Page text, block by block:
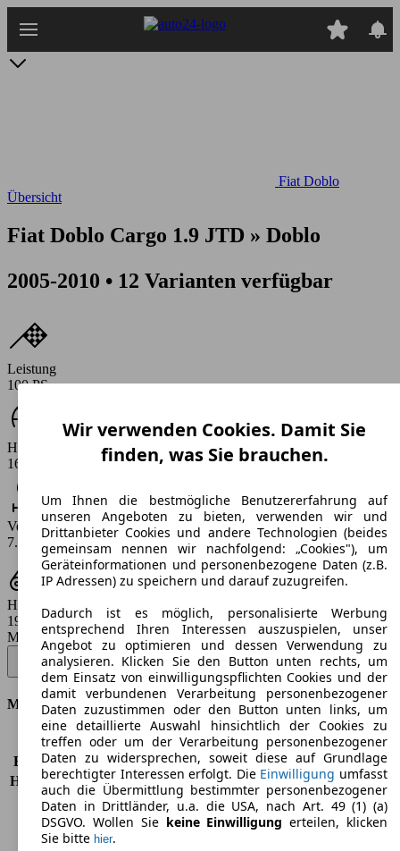
Hauptinhalt
Fiat Doblo
Übersicht
Fiat Doblo Cargo 1.9 JTD » Doblo
2005-2010 • 12 Varianten verfügbar
Leistung
100 PS
Höchstgeschwindigkeit (km/h)
161 - 164 km/h
Verbrauch
7.5 l/100km
Hubraum
1910 ccm
Modellbezeichnung:
Doblo Cargo JTD 223.103.2 MAXI - 74 KW (100 PS) (2008/01 -
2010/01) ▼
Motor & Leistung
KW (PS)
74 kW (100 PS)
Beschleunigung (0-100 km/h) -
Höchstgeschwindigkeit (km/h) 164 km/h
Anzahl der Gänge
Drehmoment
200 nm
Hubraum
Wir verwenden Cookies. Damit Sie
finden, was Sie brauchen.
Um Ihnen die bestmögliche Benutzererfahrung auf
unseren Angeboten zu bieten, verwenden wir und
Drittanbieter Cookies und andere Technologien (beides
gemeinsam nennen wir nachfolgend: „Cookies"), um
Geräteinformationen und personenbezogene Daten (z.B.
IP Adressen) zu speichern und darauf zuzugreifen.
Dadurch ist es möglich, personalisierte Werbung
entsprechend Ihren Interessen auszuspielen, unser
Angebot zu optimieren und dessen Verwendung zu
analysieren. Klicken Sie den Button unten rechts, um
dem Einsatz von einwilligungspflichten Cookies und der
damit verbundenen Verarbeitung personenbezogener
Daten zuzustimmen oder den Button unten links, um
eine detaillierte Auswahl hinsichtlich der Cookies zu
treffen oder um der Verarbeitung personenbezogener
Daten zu widersprechen, soweit diese auf Grundlage
berechtigter Interessen erfolgt. Die Einwilligung umfasst
auch die Übermittlung bestimmter personenbezogener
Daten in Drittländer, u.a. die USA, nach Art. 49 (1) (a)
DSGVO. Wollen Sie keine Einwilligung erteilen, klicken
Sie bitte hier.